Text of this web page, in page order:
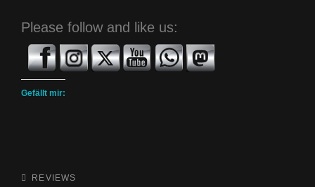
Please follow and like us:
Gefällt mir:
CATEGORIES
REVIEWS